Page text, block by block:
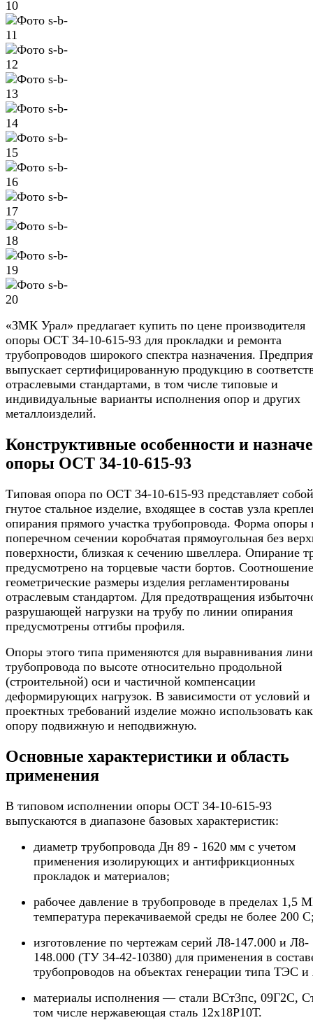
«ЗМК Урал» предлагает купить по цене производителя
опоры ОСТ 34-10-615-93 для прокладки и ремонта
трубопроводов широкого спектра назначения.
выпускает сертифицированную продукцию в
отраслевыми стандартами, в том числе типовые и
индивидуальные варианты исполнения опор и других
металлоизделий.
Конструктивные особенности и
опоры ОСТ 34-10-615-93
Типовая опора по ОСТ 34-10-615-93 представляет собой
гнутое стальное изделие, входящее в состав узла
опирания прямого участка трубопровода. Форма опоры
поперечном сечении коробчатая прямоугольная без
поверхности, близкая к сечению швеллера. Опирание
предусмотрено на торцевые части бортов.
геометрические размеры изделия регламентированы
отраслевым стандартом. Для предотвращения
разрушающей нагрузки на трубу по линии опирания
предусмотрены отгибы профиля.
Опоры этого типа применяются для выравнивания
трубопровода по высоте относительно продольной
(строительной) оси и частичной компенсации
деформирующих нагрузок. В зависимости от условий и
проектных требований изделие можно использовать как
опору подвижную и неподвижную.
Основные характеристики и область
применения
В типовом исполнении опоры ОСТ 34-10-615-93
выпускаются в диапазоне базовых характеристик:
диаметр трубопровода Дн 89 - 1620 мм с учетом
применения изолирующих и антифрикционных
прокладок и материалов;
рабочее давление в трубопроводе в пределах 1,5
температура перекачиваемой среды не более 200
изготовление по чертежам серий Л8-147.000 и Л8-
148.000 (ТУ 34-42-10380) для применения в
трубопроводов на объектах генерации типа ТЭС
материалы исполнения — стали ВСт3пс, 09Г2С,
том числе нержавеющая сталь 12х18Р10Т.